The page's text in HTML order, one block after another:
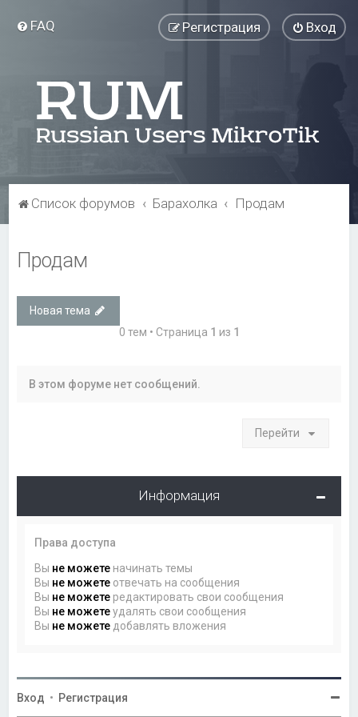
FAQ Вход
Регистрация
Список форумов Барахолка Продам
Продам
Новая тема
0 тем • Страница 1 из 1
В этом форуме нет сообщений.
Перейти
Информация
Права доступа
Вы не можете начинать темы
Вы не можете отвечать на сообщения
Вы не можете редактировать свои сообщения
Вы не можетеудалять свои сообщения
Вы не можете добавлять вложения
Вход • Регистрация